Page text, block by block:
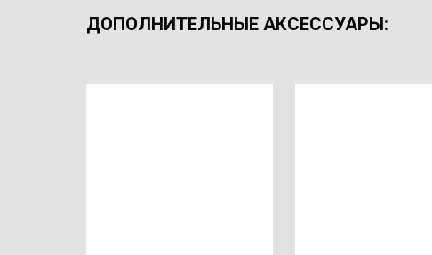
ДОПОЛНИТЕЛЬНЫЕ АКСЕССУАРЫ: